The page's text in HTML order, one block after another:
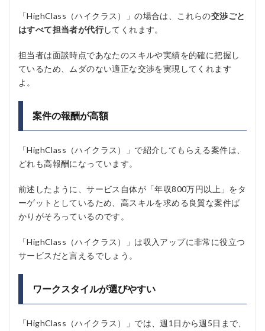
「HighClass（ハイクラス）」の場合は、これらの交渉ごと
はすべて担当者が代行してくれます。
担当者は面談時点であなたのスキルや実績を的確に把握し
ているため、ムダのない適正な交渉を実現してくれます
よ。
案件の報酬が高額
「HighClass（ハイクラス）」で紹介してもらえる案件は、
どれも高報酬になっています。
前述したように、サービス自体が「年収800万円以上」をタ
ーゲットとしているため、高スキルを求める良質な案件ば
かりがそろっているのです。
「HighClass（ハイクラス）」は収入アップに非常に役立つ
サービスだと言えるでしょう。
ワークスタイルが選びやすい
「HighClass（ハイクラス）」では、週1日から週5日まで、